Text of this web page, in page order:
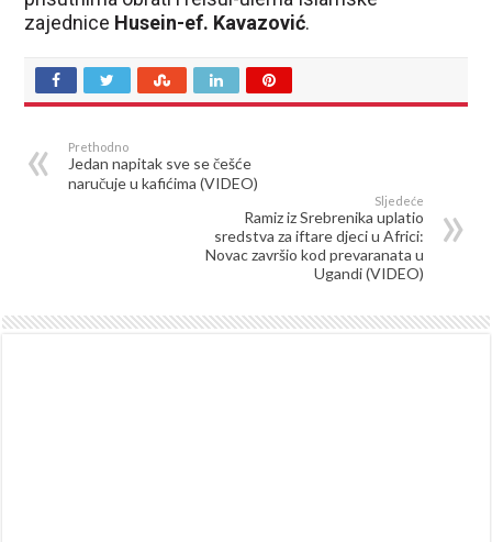
zajednice Husein-ef. Kavazović.
Prethodno
Jedan napitak sve se češće
naručuje u kafićima (VIDEO)
Sljedeće
Ramiz iz Srebrenika uplatio
sredstva za iftare djeci u Africi:
Novac završio kod prevaranata u
Ugandi (VIDEO)